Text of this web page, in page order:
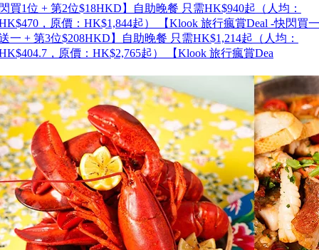
買1位 + 第2位$18HKD】自助晚餐 只需HK$940起（人均：
，原價：HK$1,844起） 【Klook 旅行瘋賞Deal -快閃買一
一 + 第3位$208HKD】自助晚餐 只需HK$1,214起（人均：
，原價：HK$2,765起） 【Klook 旅行瘋賞Dea